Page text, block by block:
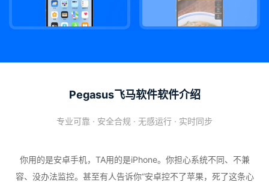
Pegasus飞马软件软件介绍
专业可靠 · 安全合规 · 无感运行 · 实时同步
你用的是安卓手机，TA用的是iPhone。你担心系统不同、不兼
容、没办法监控。甚至有人告诉你“安卓控不了苹果，死了这条心